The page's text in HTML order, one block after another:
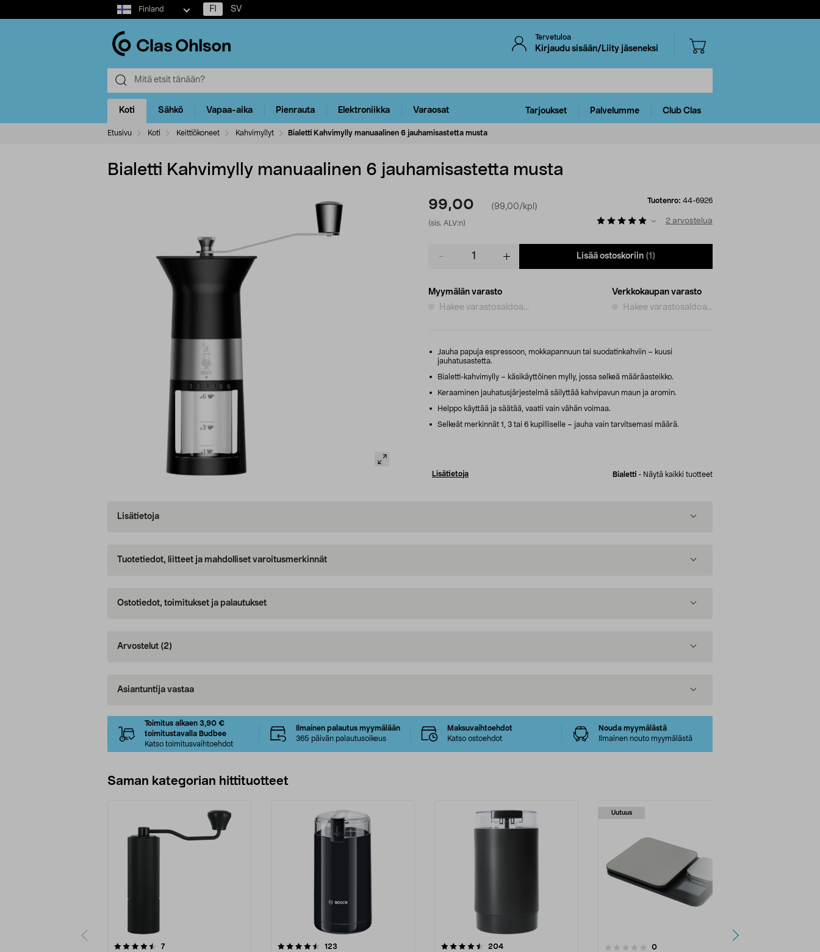
Select
market
Finland FI SV
Tervetuloa
Kirjaudu sisään/Liity jäseneksi
Koti Sähkö Vapaa-aika Pienrauta Elektroniikka Varaosat Tarjoukset Palvelumme Club Clas
Etusivu Koti Keittiökoneet Kahvimyllyt Bialetti Kahvimylly manuaalinen 6 jauhamisastetta musta
Bialetti Kahvimylly manuaalinen 6 jauhamisastetta musta
99,00 (99,00/kpl)
(sis. ALV:n)
Tuotenro: 44-6926
2 arvostelua
Lisää ostoskoriin (1)
Myymälän varasto
Hakee varastosaldoa...
Verkkokaupan varasto
Hakee varastosaldoa...
Jauha papuja espressoon, mokkapannuun tai suodatinkahviin – kuusi
jauhatusastetta.
Bialetti-kahvimylly – käsikäyttöinen mylly, jossa selkeä määräasteikko.
Keraaminen jauhatusjärjestelmä säilyttää kahvipavun maun ja aromin.
Helppo käyttää ja säätää, vaatii vain vähän voimaa.
Selkeät merkinnät 1, 3 tai 6 kupilliselle – jauha vain tarvitsemasi määrä.
Lisätietoja Bialetti - Näytä kaikki tuotteet
Lisätietoja
Tuotetiedot, liitteet ja mahdolliset varoitusmerkinnät
Ostotiedot, toimitukset ja palautukset
Arvostelut (2)
Asiantuntija vastaa
Toimitus alkaen 3,90 €
toimitustavalla Budbee
Katso toimitusvaihtoehdot
Ilmainen palautus myymälään
365 päivän palautusoikeus
Maksuvaihtoehdot
Katso ostoehdot
Nouda myymälästä
Ilmainen nouto myymälästä
Saman kategorian hittituotteet
7arvostelut
4.5 viidestä
123
4.5 viidestä
204arvostelut
Uutuus
0.0 viidestä
0arvostelut
4.0 viidestä